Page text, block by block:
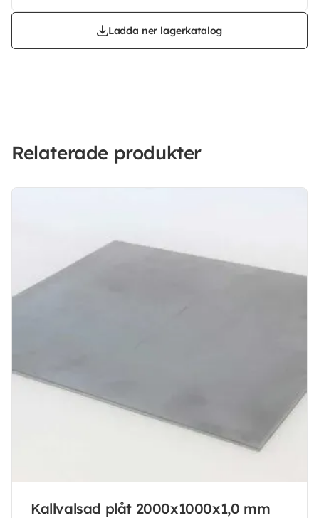
Ladda ner lagerkatalog
Relaterade produkter
Kallvalsad plåt 2000x1000x1,0 mm